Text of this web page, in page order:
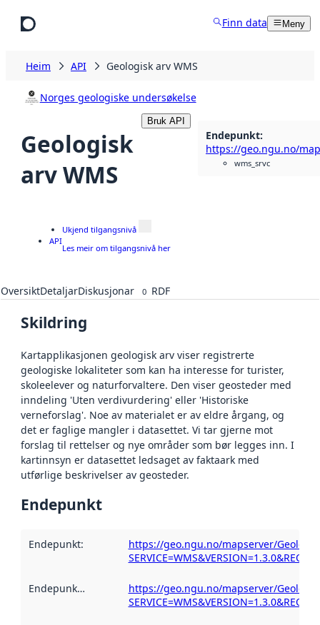
Finn data Meny
Heim API Geologisk arv WMS
Norges geologiske undersøkelse
Geologisk
arv WMS
Bruk API
Endepunkt:
wms_srvc
API
Ukjend tilgangsnivå
Les meir om tilgangsnivå her
OversiktDetaljarDiskusjonar 0 RDF
Skildring
Kartapplikasjonen geologisk arv viser registrerte
geologiske lokaliteter som kan ha interesse for turister,
skoleelever og naturforvaltere. Den viser geosteder med
inndeling 'Uten verdivurdering' eller 'Historiske
verneforslag'. Noe av materialet er av eldre årgang, og
det er faglige mangler i datasettet. Vi tar gjerne mot
forslag til rettelser og nye områder som bør legges inn. I
kartinnsyn er datasettet ledsaget av faktaark med
utførlige beskrivelser av geosteder.
Endepunkt
Endepunkt:
https://geo.ngu.no/mapserver/
Endepunktskildring
https://geo.ngu.no/mapserver/